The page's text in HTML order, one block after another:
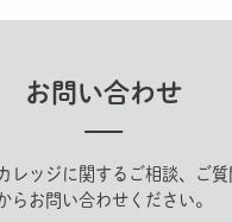
お問い合わせ
レッジに関するご相談、ご
らお問い合わせください。